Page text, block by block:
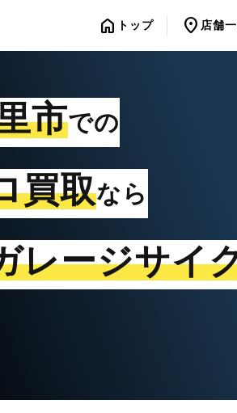
home トップ location_on 店舗
市での
買取なら
レージサイ